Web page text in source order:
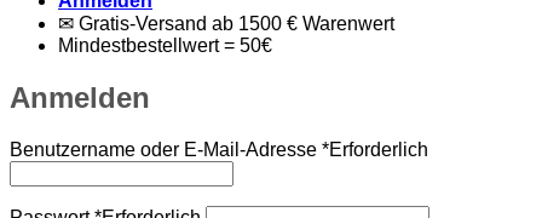
✉ Gratis-Versand ab 1500 € Warenwert
Mindestbestellwert = 50€
Anmelden
Benutzername oder E-Mail-Adresse *Erforderlich